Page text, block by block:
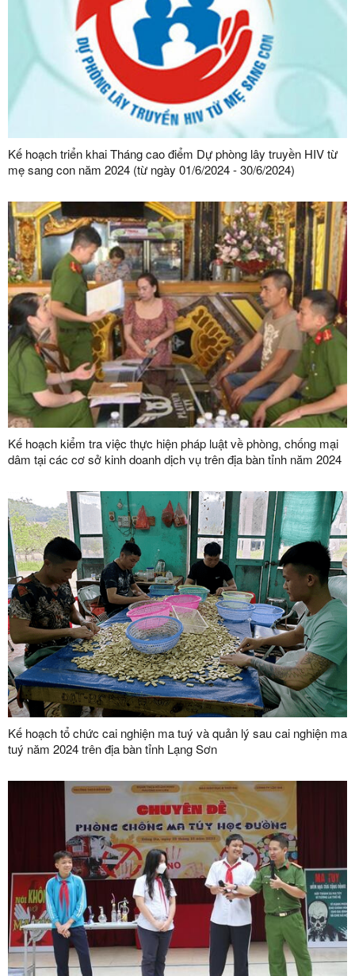
Kế hoạch triển khai Tháng cao điểm Dự phòng lây truyền HIV từ
mẹ sang con năm 2024 (từ ngày 01/6/2024 - 30/6/2024)
Kế hoạch kiểm tra việc thực hiện pháp luật về phòng, chống mại
dâm tại các cơ sở kinh doanh dịch vụ trên địa bàn tỉnh năm 2024
Kế hoạch tổ chức cai nghiện ma tuý và quản lý sau cai nghiện ma
tuý năm 2024 trên địa bàn tỉnh Lạng Sơn